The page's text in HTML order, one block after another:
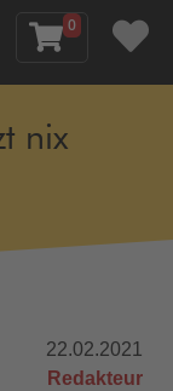
0
nix
22.02.2021
Redakteur